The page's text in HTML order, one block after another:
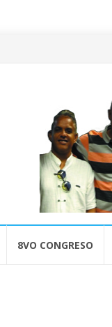
8VO CONGRESO